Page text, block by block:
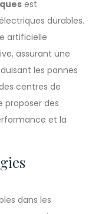
est
durables.
artificielle
assurant une
les pannes
centres de
proposer des
et la
dans les